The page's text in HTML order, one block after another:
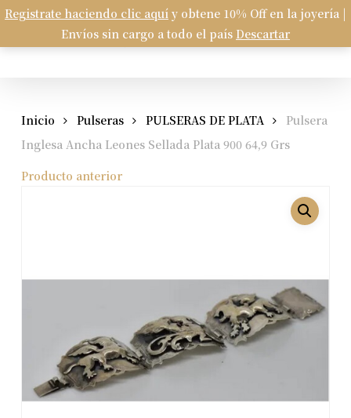
Registrate haciendo clic aquí y obtene 10% Off en la joyería |
Envíos sin cargo a todo el país Descartar
Skip
main
search
Carrito Cart
Inicio Pulseras PULSERAS DE PLATA
Pulsera
Inglesa Ancha Leones Sellada Plata 900 64,9 Grs
Producto anterior